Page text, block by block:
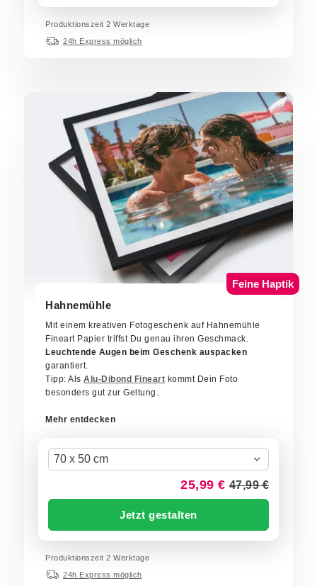
Produktionszeit 2 Werktage
24h Express möglich
Feine Haptik
Hahnemühle
Mit einem kreativen Fotogeschenk auf Hahnemühle
Fineart Papier triffst Du genau ihren Geschmack.
Leuchtende Augen beim Geschenk auspacken
garantiert.
Tipp: Als Alu-Dibond Fineart kommt Dein Foto
besonders gut zur Geltung.
Mehr entdecken
70 x 50 cm
25,99 € 47,99 €
Jetzt gestalten
Produktionszeit 2 Werktage
24h Express möglich